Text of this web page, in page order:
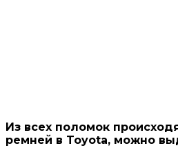
Из всех поломок
ремней в Toyota, можно